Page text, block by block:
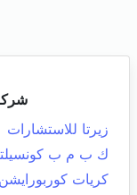
زيرتا للاستشارات
ك ب م ب
كريات